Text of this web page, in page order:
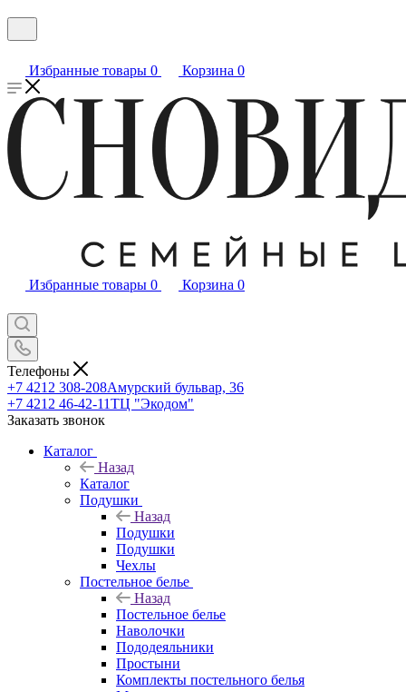
Избранные товары 0 Корзина 0
Избранные товары 0 Корзина 0
Телефоны
+7 4212 308-208Амурский бульвар, 36
+7 4212 46-42-11ТЦ "Экодом"
Заказать звонок
Каталог
Назад
Каталог
Подушки
Назад
Подушки
Подушки
Чехлы
Постельное белье
Назад
Постельное белье
Наволочки
Пододеяльники
Простыни
Комплекты постельного белья